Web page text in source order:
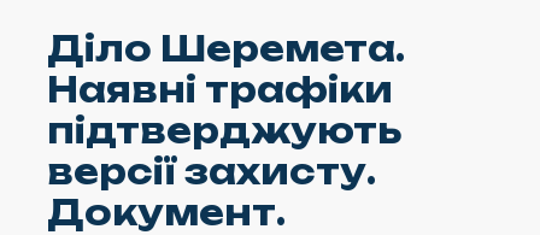
Діло Шеремета.
Наявні трафіки
підтверджують
версії захисту.
Документ.